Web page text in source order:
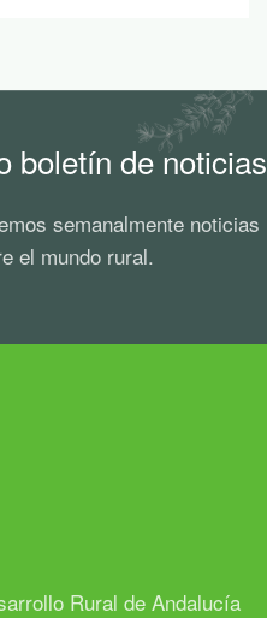
boletín de noticias
semanalmente noticias
el mundo rural.
Rural de Andalucía